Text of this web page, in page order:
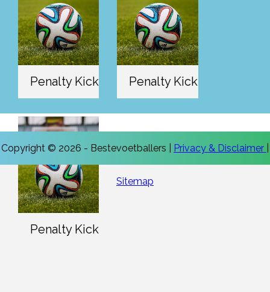
Penalty Kick Penalty Kick
Penalty Kick
Copyright © 2026 - Bestevoetballers | Privacy & Disclaimer
Sitemap